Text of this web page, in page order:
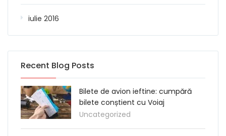
iulie 2016
Recent Blog Posts
Bilete de avion ieftine: cumpără
bilete conștient cu Voiaj
Uncategorized